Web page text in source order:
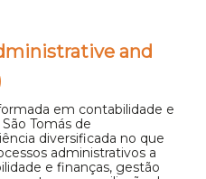
and
em contabilidade e
Tomás de
diversificada no que
administrativos a
e finanças, gestão